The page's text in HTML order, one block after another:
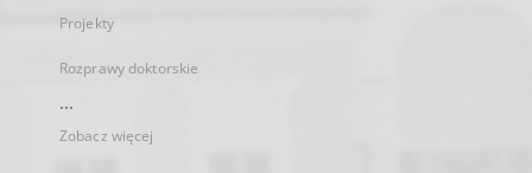
Projekty
Rozprawy doktorskie
...
Zobacz więcej